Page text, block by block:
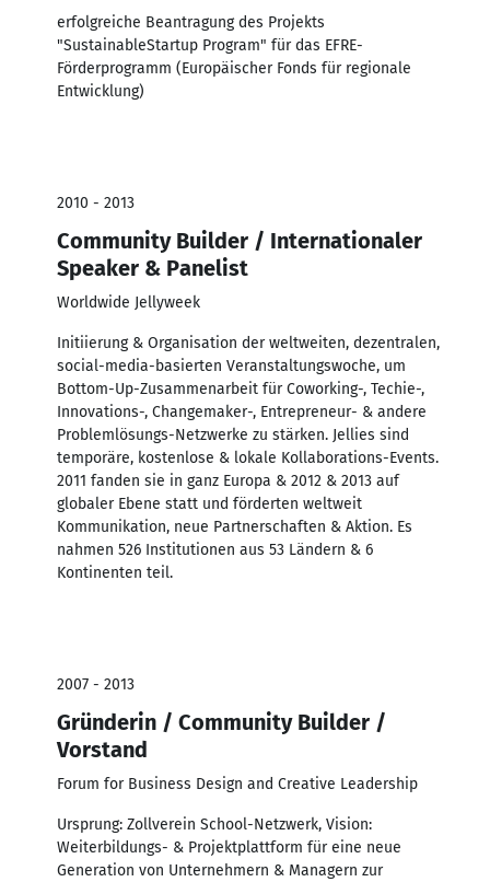
erfolgreiche Beantragung des Projekts
"SustainableStartup Program" für das EFRE-
Förderprogramm (Europäischer Fonds für regionale
Entwicklung)
2010 - 2013
Community Builder / Internationaler
Speaker & Panelist
Worldwide Jellyweek
Initiierung & Organisation der weltweiten, dezentralen,
social-media-basierten Veranstaltungswoche, um
Bottom-Up-Zusammenarbeit für Coworking-, Techie-,
Innovations-, Changemaker-, Entrepreneur- & andere
Problemlösungs-Netzwerke zu stärken. Jellies sind
temporäre, kostenlose & lokale Kollaborations-Events.
2011 fanden sie in ganz Europa & 2012 & 2013 auf
globaler Ebene statt und förderten weltweit
Kommunikation, neue Partnerschaften & Aktion. Es
nahmen 526 Institutionen aus 53 Ländern & 6
Kontinenten teil.
2007 - 2013
Gründerin / Community Builder /
Vorstand
Forum for Business Design and Creative Leadership
Ursprung: Zollverein School-Netzwerk, Vision:
Weiterbildungs- & Projektplattform für eine neue
Generation von Unternehmern & Managern zur